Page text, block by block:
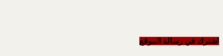
اشترك في رسالة الموقع